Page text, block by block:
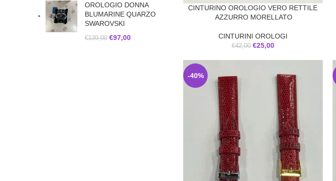
OROLOGIO DONNA
BLUMARINE QUARZO
SWAROVSKI
€139,00 €97,00
CINTURINO OROLOGIO VERO RETTILE
AZZURRO MORELLATO
CINTURINI OROLOGI
€42,00 €25,00
-40%